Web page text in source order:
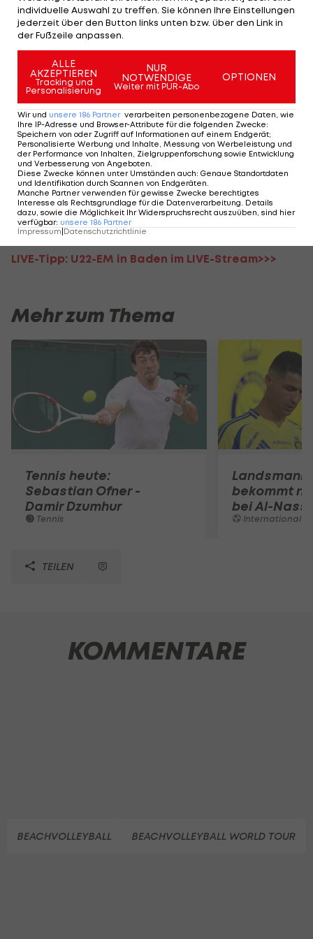
Top 5 geglückt – ein weiterer Schritt in die
richtige Richtung."
Trainer Robert Nowotny analysiert das Spiel:
"Paulo Nicolai hat uns mit seinen Blocks im
Viertelfinale den Zahn gezogen. Wir haben
unsererseits, obwohl Outdoor, nicht effektiv genug
serviert."
Tobias Winter undRobin Seidlmüssen sich im
Achtelfinale den Brasilianern Pedro/Guto mit 19:21,
19:21 geschlagen geben. Kunert/Dressler
unterliegen Krasilnikov/Liamin (RUS) mit 18:21, 16:21.
LIVE-Tipp: U22-EM in Baden im LIVE-Stream>>>
Mehr zum Thema
Tennis heute:
Sebastian Ofner -
Damir Dzumhur
Tennis
bekommt
bei Al-Nassr
International
TEILEN
KOMMENTARE
BEACHVOLLEYBALL BEACHVOLLEYBALL WORLD TOUR
individuelle Auswahl zu treffen. Sie können Ihre Einstellungen
jederzeit über den Button links unten bzw. über den Link in
der Fußzeile anpassen.
ALLE
AKZEPTIEREN
Tracking und
Personalisierung
NUR
NOTWENDIGE
Weiter mit PUR-Abo
OPTIONEN
Wir und unsere 186 Partner verarbeiten personenbezogene Daten, wie
Ihre IP-Adresse und Browser-Attribute für die folgenden Zwecke:
Speichern von oder Zugriff auf Informationen auf einem Endgerät;
Personalisierte Werbung und Inhalte, Messung von Werbeleistung und
der Performance von Inhalten, Zielgruppenforschung sowie Entwicklung
und Verbesserung von Angeboten.
Diese Zwecke können unter Umständen auch: Genaue Standortdaten
und Identifikation durch Scannen von Endgeräten.
Manche Partner verwenden für gewisse Zwecke berechtigtes
Interesse als Rechtsgrundlage für die Datenverarbeitung. Details
dazu, sowie die Möglichkeit Ihr Widerspruchsrecht auszuüben, sind hier
verfügbar: unsere 186 Partner
Impressum Datenschutzrichtlinie